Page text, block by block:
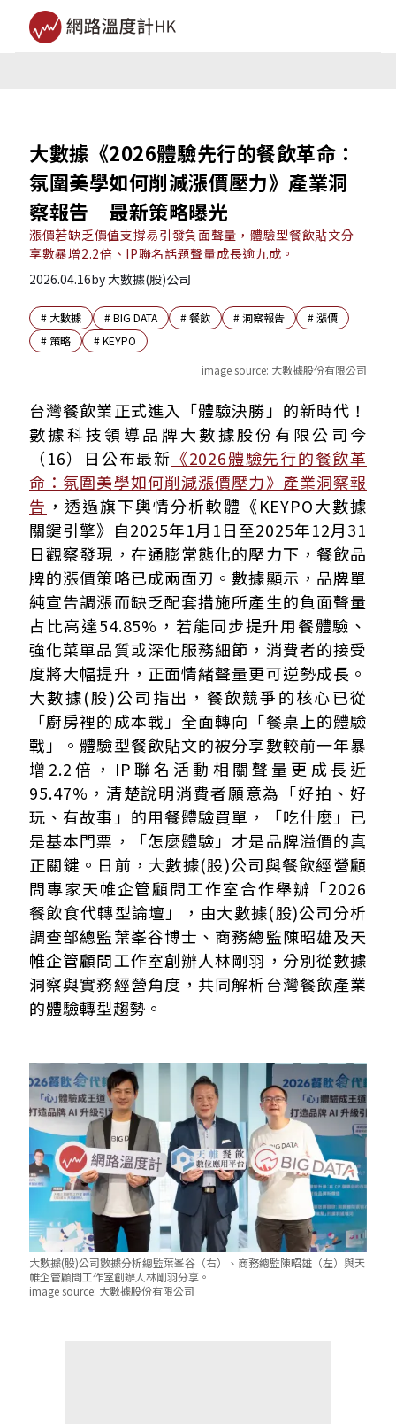
大數據《2026體驗先行的餐飲革命：
氛圍美學如何削減漲價壓力》產業洞
察報告 最新策略曝光
漲價若缺乏價值支撐易引發負面聲量，體驗型餐飲貼文分
享數暴增2.2倍、IP聯名話題聲量成長逾九成。
2026.04.16by大數據(股)公司
# 大數據 #BIG DATA #餐飲 #洞察報告 #漲價
# 策略 #KEYPO
image source: 大數據股份有限公司
餐飲聲量三年持續成長
漲價的危機？數據揭示「配套升級」才是化解關鍵
「好拍、好玩、好炫耀」成餐飲新競爭力
2026 餐飲品牌四大致勝關鍵
台灣餐飲業正式進入「體驗決勝」的新時代！
數據科技領導品牌大數據股份有限公司今
（16）日公布最新 《2026體驗先行的餐飲革
命：氛圍美學如何削減漲價壓力》產業洞察報
告 ，透過旗下輿情分析軟體《KEYPO大數據
關鍵引擎》自2025年1月1日至2025年12月31
日觀察發現，在通膨常態化的壓力下，餐飲品
牌的漲價策略已成兩面刃。數據顯示，品牌單
純宣告調漲而缺乏配套措施所產生的負面聲量
占比高達54.85%，若能同步提升用餐體驗、
強化菜單品質或深化服務細節，消費者的接受
度將大幅提升，正面情緒聲量更可逆勢成長。
大數據(股)公司指出，餐飲競爭的核心已從
「廚房裡的成本戰」全面轉向「餐桌上的體驗
戰」。體驗型餐飲貼文的被分享數較前一年暴
增2.2倍，IP聯名活動相關聲量更成長近
95.47%，清楚說明消費者願意為「好拍、好
玩、有故事」的用餐體驗買單，「吃什麼」已
是基本門票，「怎麼體驗」才是品牌溢價的真
正關鍵。日前，大數據(股)公司與餐飲經營顧
問專家天帷企管顧問工作室合作舉辦「2026
餐飲食代轉型論壇」，由大數據(股)公司分析
調查部總監葉峯谷博士、商務總監陳昭雄及天
帷企管顧問工作室創辦人林剛羽，分別從數據
洞察與實務經營角度，共同解析台灣餐飲產業
的體驗轉型趨勢。
大數據(股)公司數據分析總監葉峯谷（右）、商務總監陳昭雄（左）與天
帷企管顧問工作室創辦人林剛羽分享。
image source: 大數據股份有限公司